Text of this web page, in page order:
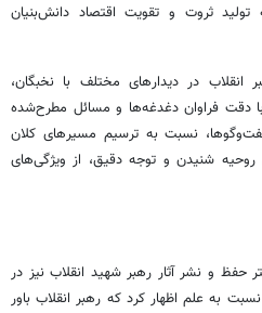
تولید ثروت و تقویت اقتصاد دانش‌بنیان
در دیدارهای مختلف با نخبگان،
دقت فراوان دغدغه‌ها و مسائل مطرح‌شده
نسبت به ترسیم مسیرهای کلان
شنیدن و توجه دقیق، از ویژگی‌های
و نشر آثار رهبر شهید انقلاب نیز در
به علم اظهار کرد که رهبر انقلاب باور